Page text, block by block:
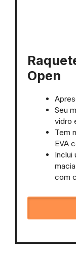
Open
Seu
vidro
Tem
EVA
Inclui
com